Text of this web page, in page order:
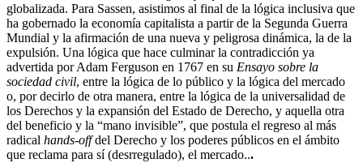
globalizada. Para Sassen, asistimos al final de la lógica inclusiva que
ha gobernado la economía capitalista a partir de la Segunda Guerra
Mundial y la afirmación de una nueva y peligrosa dinámica, la de la
expulsión. Una lógica que hace culminar la contradicción ya
advertida por Adam Ferguson en 1767 en su Ensayo sobre la
sociedad civil, entre la lógica de lo público y la lógica del mercado
o, por decirlo de otra manera, entre la lógica de la universalidad de
los Derechos y la expansión del Estado de Derecho, y aquella otra
del beneficio y la “mano invisible”, que postula el regreso al más
radical hands-offdel Derecho y los poderes públicos en el ámbito
que reclama para sí (desrregulado), el mercado...